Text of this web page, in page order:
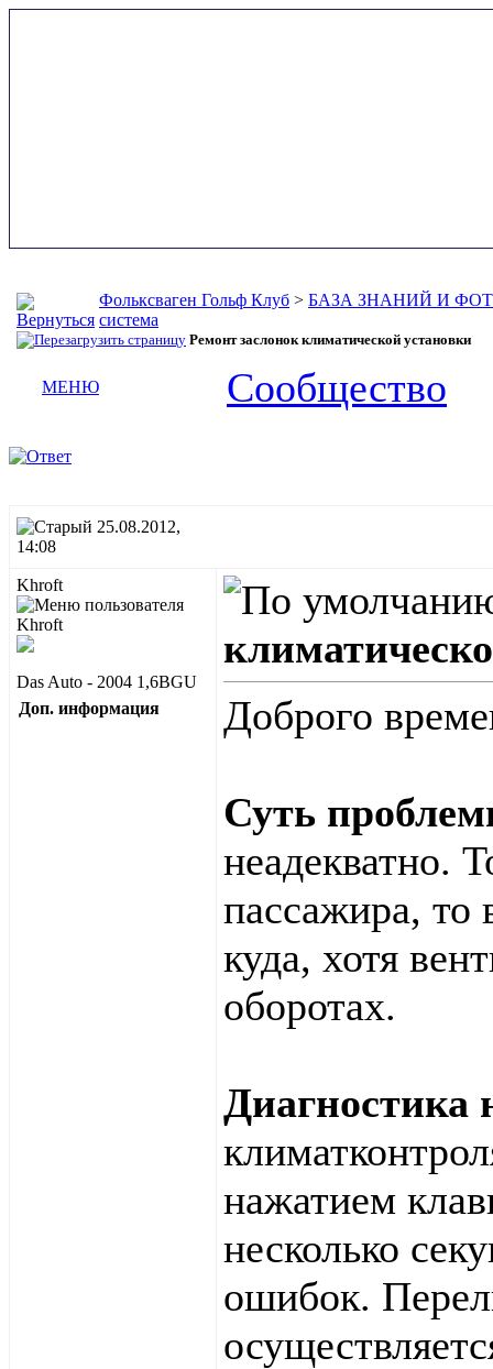
Фольксваген Гольф Клуб > БАЗА ЗНАНИЙ И
система
Ремонт заслонок климатической установки
МЕНЮ Сообщество
25.08.2012,
14:08
Khroft
Das Auto - 2004 1,6BGU
Доп. информация
Доброго
Суть
неадекватно.
пассажира, то
куда, хотя
оборотах.
Диагностика
нажатием
несколько
ошибок.